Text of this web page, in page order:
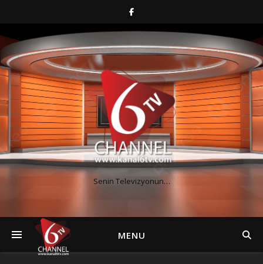
Senin Televizyonun…
MENU